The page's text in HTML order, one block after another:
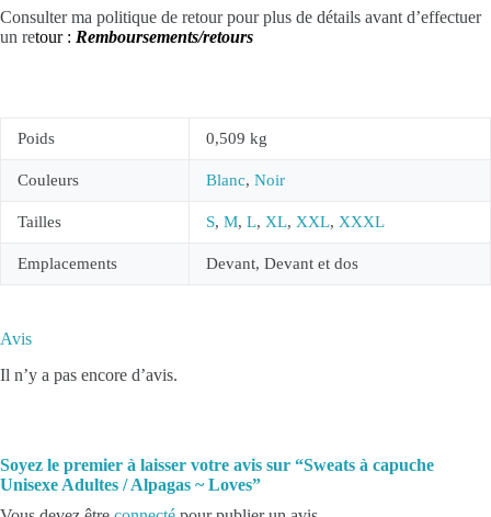
Consulter ma politique de retour pour plus de détails avant d’effectuer
un retour : Remboursements/retours
Poids 0,509 kg
Couleurs Blanc, Noir
Tailles S, M, L, XL, XXL, XXXL
Emplacements Devant, Devant et dos
Avis
Il n’y a pas encore d’avis.
Soyez le premier à laisser votre avis sur “Sweats à capuche
Unisexe Adultes / Alpagas ~ Loves”